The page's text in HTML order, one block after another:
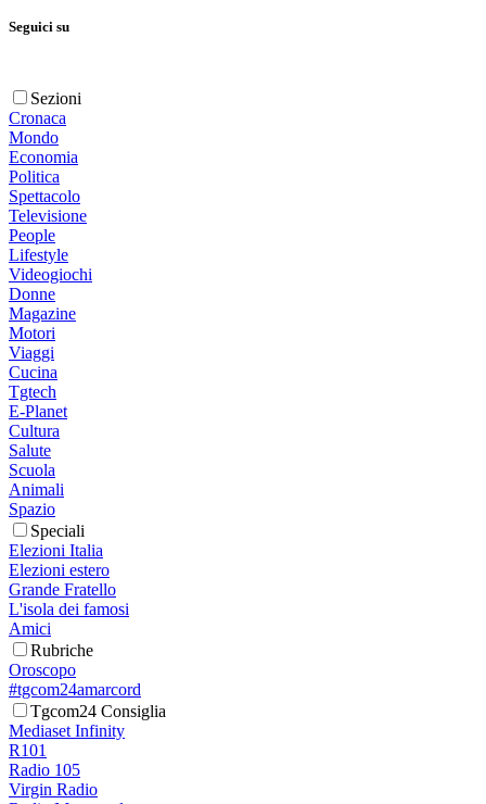
Seguici su
Sezioni
Cronaca
Mondo
Economia
Politica
Spettacolo
Televisione
People
Lifestyle
Videogiochi
Donne
Magazine
Motori
Viaggi
Cucina
Tgtech
E-Planet
Cultura
Salute
Scuola
Animali
Spazio
Speciali
Elezioni Italia
Elezioni estero
Grande Fratello
L'isola dei famosi
Amici
Rubriche
Oroscopo
#tgcom24amarcord
Tgcom24 Consiglia
Mediaset Infinity
R101
Radio 105
Virgin Radio